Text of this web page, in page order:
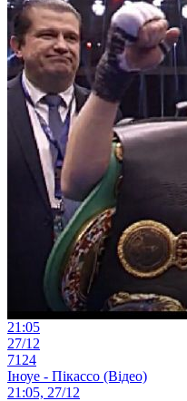
21:05
27/12
7124
Іноуе - Пікассо (Відео)
21:05, 27/12